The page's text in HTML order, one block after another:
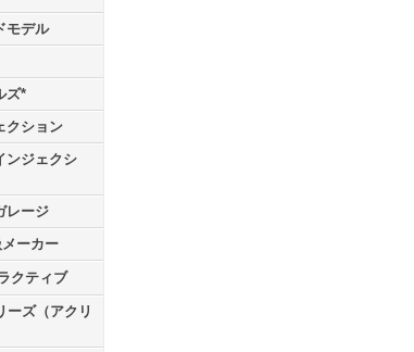
モデル
ズ*
クション
ンジェクシ
レージ
ーカー
クティブ
ーズ（アクリ